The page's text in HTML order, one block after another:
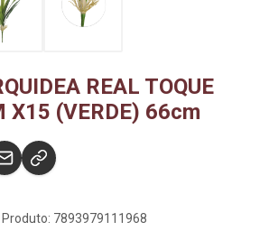
REAL TOQUE
X15 (VERDE) 66cm
7893979111968